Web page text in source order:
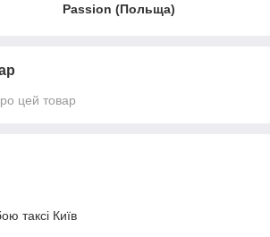
Passion (Польща)
цей товар
таксі Київ